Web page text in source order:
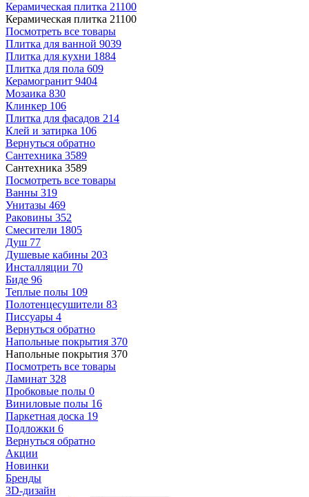
Керамическая плитка 21100
Керамическая плитка 21100
Посмотреть все товары
Плитка для ванной 9039
Плитка для кухни 1884
Плитка для пола 609
Керамогранит 9404
Мозаика 830
Клинкер 106
Плитка для фасадов 214
Клей и затирка 106
Вернуться обратно
Сантехника 3589
Сантехника 3589
Посмотреть все товары
Ванны 319
Унитазы 469
Раковины 352
Смесители 1805
Душ 77
Душевые кабины 203
Инсталляции 70
Биде 96
Теплые полы 109
Полотенцесушители 83
Писсуары 4
Вернуться обратно
Напольные покрытия 370
Напольные покрытия 370
Посмотреть все товары
Ламинат 328
Пробковые полы 0
Виниловые полы 16
Паркетная доска 19
Подложки 6
Вернуться обратно
Акции
Новинки
Бренды
3D-дизайн